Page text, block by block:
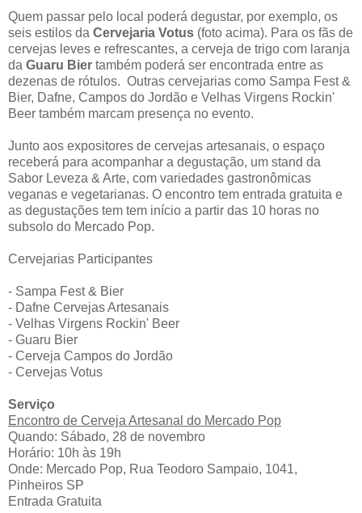
Quem passar pelo local poderá degustar, por exemplo, os
seis estilos da Cervejaria Votus (foto acima). Para os fãs de
cervejas leves e refrescantes, a cerveja de trigo com laranja
da Guaru Bier também poderá ser encontrada entre as
dezenas de rótulos. Outras cervejarias como Sampa Fest &
Bier, Dafne, Campos do Jordão e Velhas Virgens Rockin'
Beer também marcam presença no evento.
Junto aos expositores de cervejas artesanais, o espaço
receberá para acompanhar a degustação, um stand da
Sabor Leveza & Arte, com variedades gastronômicas
veganas e vegetarianas. O encontro tem entrada gratuita e
as degustações tem tem início a partir das 10 horas no
subsolo do Mercado Pop.
Cervejarias Participantes
- Sampa Fest & Bier
- Dafne Cervejas Artesanais
- Velhas Virgens Rockin' Beer
- Guaru Bier
- Cerveja Campos do Jordão
- Cervejas Votus
Serviço
Encontro de Cerveja Artesanal do Mercado Pop
Quando: Sábado, 28 de novembro
Horário: 10h às 19h
Onde: Mercado Pop, Rua Teodoro Sampaio, 1041,
Pinheiros SP
Entrada Gratuita